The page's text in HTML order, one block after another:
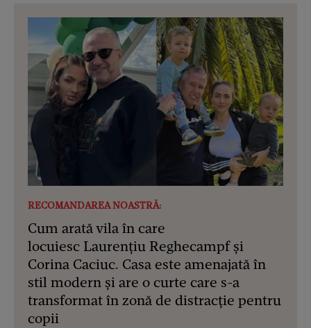
RECOMANDAREA NOASTRĂ:
Cum arată vila în care
locuiesc Laurențiu Reghecampf și
Corina Caciuc. Casa este amenajată în
stil modern și are o curte care s-a
transformat în zonă de distracție pentru
copii